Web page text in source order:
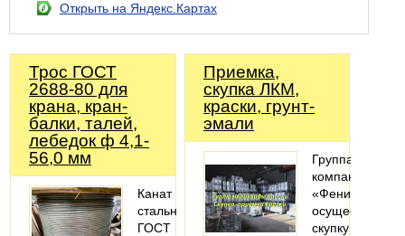
Открыть на Яндекс.Картах
Трос ГОСТ
2688-80 для
крана, кран-
балки, талей,
лебедок ф 4,1-
56,0 мм
Канат
стальной
ГОСТ
Приемка,
скупка ЛКМ,
краски, грунт-
эмали
Группа
компаний
«Феникс»
осуществляет
скупку